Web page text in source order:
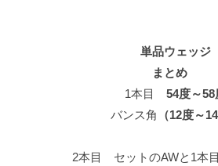
単品ウェッジ
まとめ
1本目 54度～58
バンス角 （12度～14
2本目 セットのAWと1本